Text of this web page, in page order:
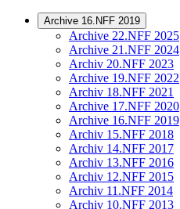
Archive 16.NFF 2019
Archive 22.NFF 2025
Archive 21.NFF 2024
Archiv 20.NFF 2023
Archive 19.NFF 2022
Archiv 18.NFF 2021
Archive 17.NFF 2020
Archive 16.NFF 2019
Archiv 15.NFF 2018
Archiv 14.NFF 2017
Archiv 13.NFF 2016
Archiv 12.NFF 2015
Archiv 11.NFF 2014
Archiv 10.NFF 2013